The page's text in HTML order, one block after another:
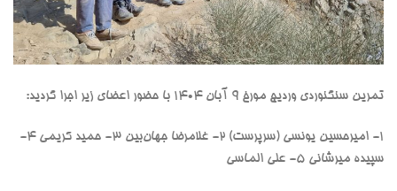
تمرین سنگنوردی وردیج مورخ ۹ آبان ۱۴۰۴ با حضور اعضای زیر اجرا گردید:
۱- امیرحسین یونسی (سرپرست) ۲- ⁠غلامرضا جهان‌بین ۳- حمید کریمی ۴-
⁠سپیده میرشانی ۵- ⁠علی الماسی